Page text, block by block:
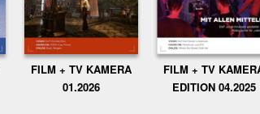
FILM + TV KAMERA
01.2026
FILM + TV
EDITION 04.2025